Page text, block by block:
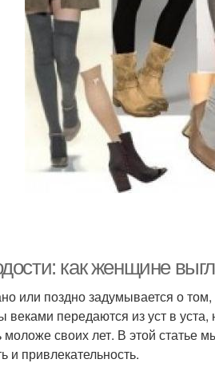
как женщине
или поздно задумывается о
веками передаются из уст в
моложе своих лет. В этой
и привлекательность.